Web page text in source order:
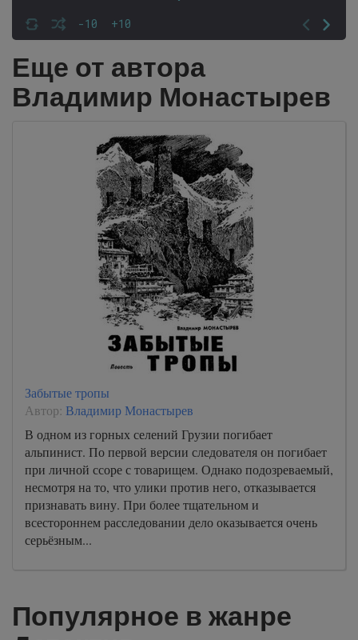
-10 +10
07
08
09
10
Еще от автора
Владимир Монастырев
Забытые тропы
Автор: Владимир Монастырев
В одном из горных селений Грузии погибает
альпинист. По первой версии следователя он погибает
при личной ссоре с товарищем. Однако подозреваемый,
несмотря на то, что улики против него, отказывается
признавать вину. При более тщательном и
всестороннем расследовании дело оказывается очень
серьёзным...
Популярное в жанре